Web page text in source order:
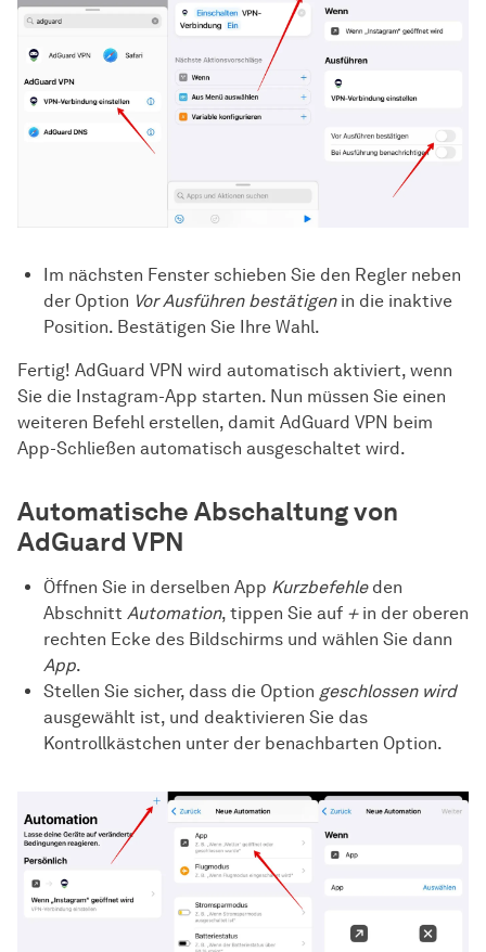
Im nächsten Fenster schieben Sie den Regler neben
der Option Vor Ausführen bestätigenin die inaktive
Position. Bestätigen Sie Ihre Wahl.
Fertig! AdGuard VPN wird automatisch aktiviert, wenn
Sie die Instagram-App starten. Nun müssen Sie einen
weiteren Befehl erstellen, damit AdGuard VPN beim
App-Schließen automatisch ausgeschaltet wird.
Automatische Abschaltung von
AdGuard VPN
Öffnen Sie in derselben App Kurzbefehleden
Abschnitt Automation, tippen Sie auf +in der oberen
rechten Ecke des Bildschirms und wählen Sie dann
App.
Stellen Sie sicher, dass die Option geschlossen wird
ausgewählt ist, und deaktivieren Sie das
Kontrollkästchen unter der benachbarten Option.